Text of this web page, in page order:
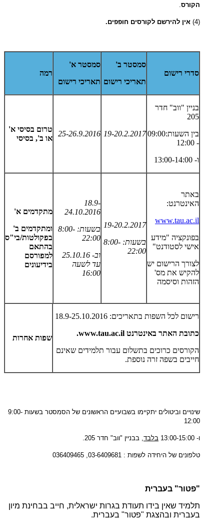
הקורס
(4) אין להירשם לקורסים חופפים.
סדרי רישום
סמסטר ב'
תאריכי רישום
סמסטר א'
תאריכי רישום
רמה
בניין "ווב" חדר
205
בין השעות:09:00
- 12:00
ו- 13:00-14:00
19-20.2.2017
25-26.9.2016
טרום בסיסי א'
או ב', בסיסי
באתר
האינטרנט:
www.tau.ac.il
בפונקציה "מידע
אישי לסטודנט"
לצורך הרישום יש
להקיש את מס'
הזהות וסיסמה
19-20.2.2017
בשעות: 8:00-
22:00
18.9-
24.10.2016
בשעות: 8:00-
22:00
וב- 25.10.16
עד לשעה
16:00
מתקדמים א'
ומתקדמים ב'
בפקולטות/בי"ס
בהתאם
למפורסם
בידיעונים
רישום לכל השפות בתאריכים: 18.9-25.10.2016
כתובת האתר באינטרנט www.tau.ac.il
.
הקורסים כרוכים בתשלום עבור תלמידים שאינם
חייבים בשפה זרה נוספת.
שפות אחרות
שינויים וביטולים יתקיימו בשבועיים הראשונים של הסמסטר בשעות 9:00-
12:00
ו- 13:00-15:00 בלבד , בבניין "ווב" חדר 205.
טלפונים של היחידה לשפות : 03-6409681, 036409465
"פטור" בעברית
תלמיד שאין בידו תעודת בגרות ישראלית, חייב בבחינת מיון
בעברית ובהצגת "פטור" בעברית.